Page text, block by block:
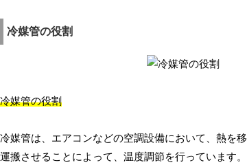
冷媒管の役割
冷媒管の役割
冷媒管は、エアコンなどの空調設備において、熱を
運搬させることによって、温度調節を行っています